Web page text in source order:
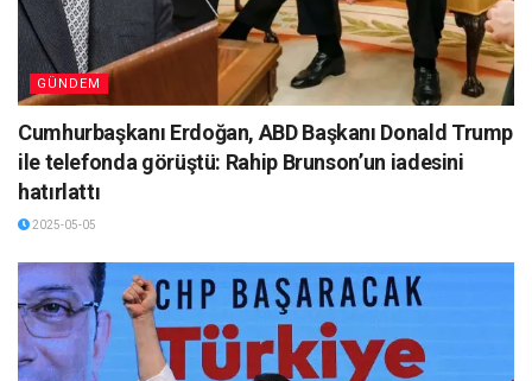
GÜNDEM
Cumhurbaşkanı Erdoğan, ABD Başkanı Donald Trump
ile telefonda görüştü: Rahip Brunson’un iadesini
hatırlattı
2025-05-05